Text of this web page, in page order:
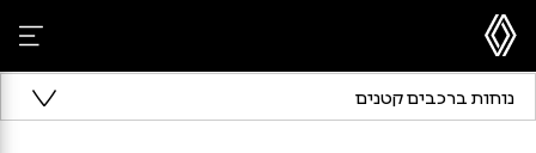
נוחות ברכבים קטנים